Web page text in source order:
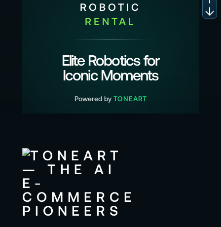
ROBOTIC
RENTAL
Elite Robotics for
Iconic Moments
Powered by TONEART